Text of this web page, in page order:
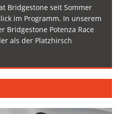
Bridgestone seit Sommer
im Programm. In unserem
Bridgestone Potenza Race
als der Platzhirsch